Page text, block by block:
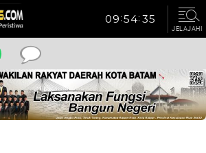
JELAJAHI